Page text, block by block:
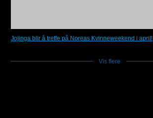
Jojinga blir å treffe på Noreas Kvinneweekend i april!
Vis flere ]